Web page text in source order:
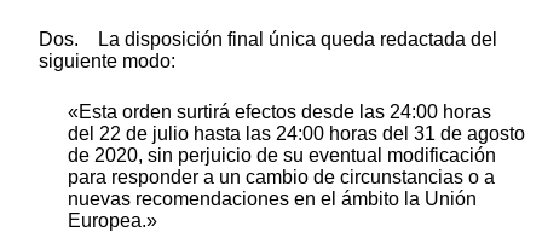
Dos. La disposición final única queda redactada del
siguiente modo:
«Esta orden surtirá efectos desde las 24:00 horas
del 22 de julio hasta las 24:00 horas del 31 de agosto
de 2020, sin perjuicio de su eventual modificación
para responder a un cambio de circunstancias o a
nuevas recomendaciones en el ámbito la Unión
Europea.»